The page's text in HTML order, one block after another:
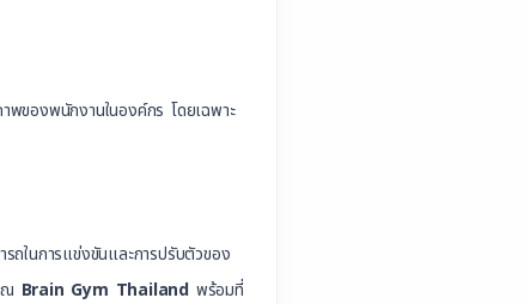
พของพนักงานในองค์กร โดยเฉพาะ
ถในการแข่งขันและการปรับตัวของ
ณ Brain Gym Thailand พร้อมที่